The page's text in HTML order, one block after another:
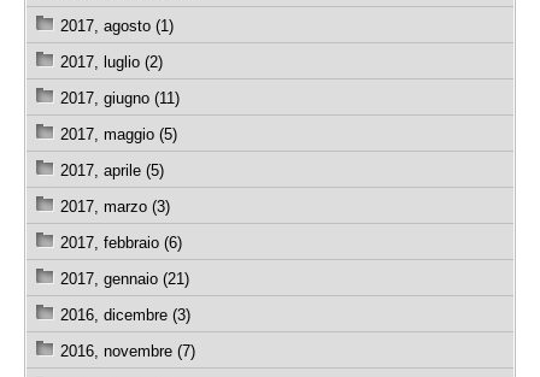
2017, agosto (1)
2017, luglio (2)
2017, giugno (11)
2017, maggio (5)
2017, aprile (5)
2017, marzo (3)
2017, febbraio (6)
2017, gennaio (21)
2016, dicembre (3)
2016, novembre (7)